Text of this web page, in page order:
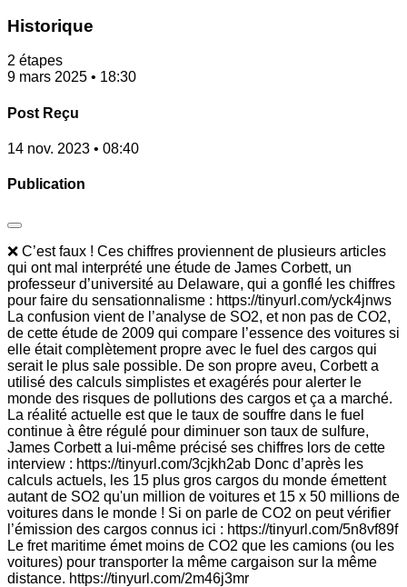
Historique
2 étapes
9 mars 2025 • 18:30
Post Reçu
14 nov. 2023 • 08:40
Publication
❌ C’est faux ! Ces chiffres proviennent de plusieurs articles
qui ont mal interprété une étude de James Corbett, un
professeur d’université au Delaware, qui a gonflé les chiffres
pour faire du sensationnalisme : https://tinyurl.com/yck4jnws
La confusion vient de l’analyse de SO2, et non pas de CO2,
de cette étude de 2009 qui compare l’essence des voitures si
elle était complètement propre avec le fuel des cargos qui
serait le plus sale possible. De son propre aveu, Corbett a
utilisé des calculs simplistes et exagérés pour alerter le
monde des risques de pollutions des cargos et ça a marché.
La réalité actuelle est que le taux de souffre dans le fuel
continue à être régulé pour diminuer son taux de sulfure,
James Corbett a lui-même précisé ses chiffres lors de cette
interview : https://tinyurl.com/3cjkh2ab Donc d’après les
calculs actuels, les 15 plus gros cargos du monde émettent
autant de SO2 qu'un million de voitures et 15 x 50 millions de
voitures dans le monde ! Si on parle de CO2 on peut vérifier
l’émission des cargos connus ici : https://tinyurl.com/5n8vf89f
Le fret maritime émet moins de CO2 que les camions (ou les
voitures) pour transporter la même cargaison sur la même
distance. https://tinyurl.com/2m46j3mr